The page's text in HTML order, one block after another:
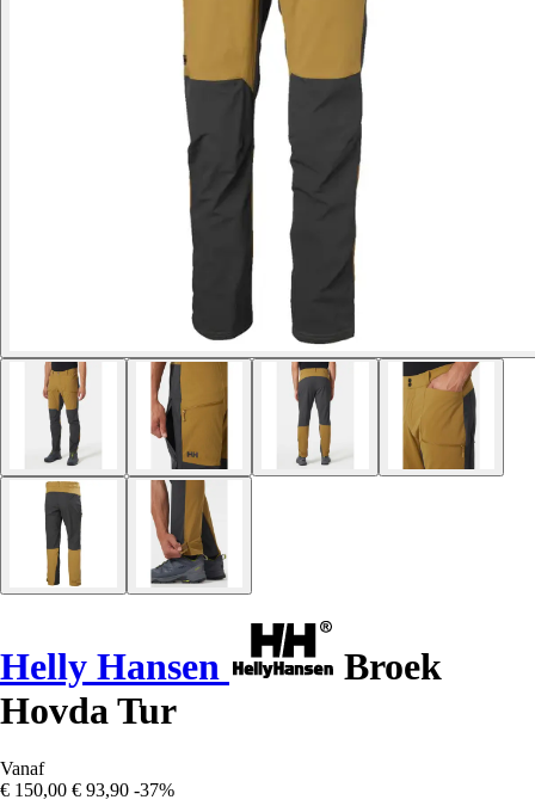
Helly Hansen
Broek
Hovda Tur
Vanaf
€ 150,00 € 93,90 -37%